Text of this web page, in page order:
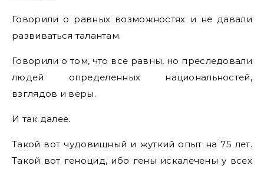
Говорили о равных возможностях и не давали
развиваться талантам.
Говорили о том, что все равны, но преследовали
людей определенных национальностей,
взглядов и веры.
И так далее.
Такой вот чудовищный и жуткий опыт на 75 лет.
Такой вот геноцид, ибо гены искалечены у всех